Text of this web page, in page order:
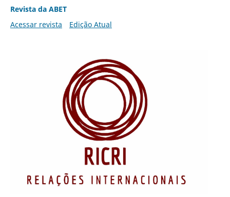
Revista da ABET
Acessar revista
Edição Atual